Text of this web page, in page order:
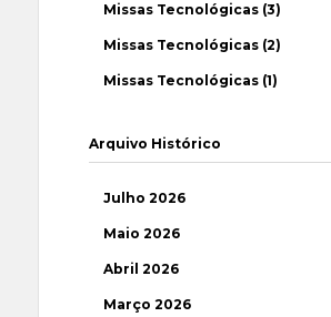
Missas Tecnológicas (3)
Missas Tecnológicas (2)
Missas Tecnológicas (1)
Arquivo Histórico
Julho 2026
Maio 2026
Abril 2026
Março 2026